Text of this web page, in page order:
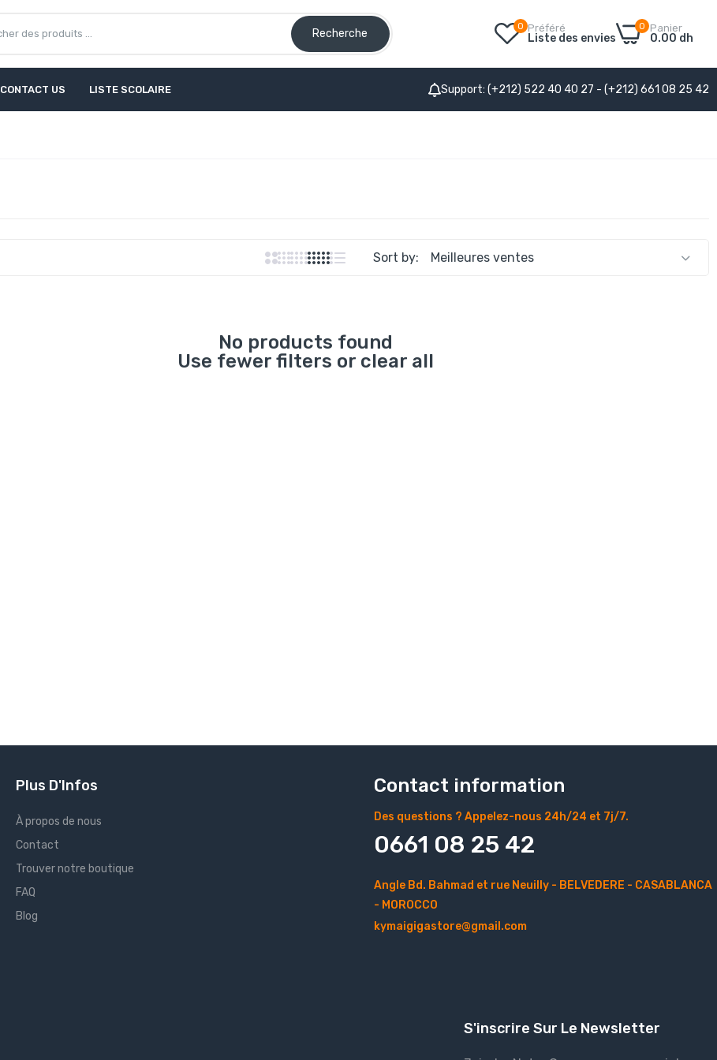
Recherche
0 Préféré
Liste des envies
0 Panier
0.00 dh
CONTACT US LISTE SCOLAIRE Support: (+212) 522 40 40 27 - (+212) 661 08 25 42
Sort by:
No products found
Use fewer filters or clear all
Plus D'Infos
À propos de nous
Contact
Trouver notre boutique
FAQ
Blog
Contact information
Des questions ? Appelez-nous 24h/24 et 7j/7.
0661 08 25 42
Angle Bd. Bahmad et rue Neuilly - BELVEDERE - CASABLANCA
- MOROCCO
kymaigigastore@gmail.com
S'inscrire Sur Le Newsletter